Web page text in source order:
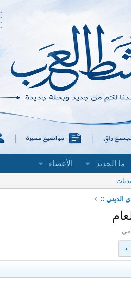
ما الجديد الأعضاء
الديني ::